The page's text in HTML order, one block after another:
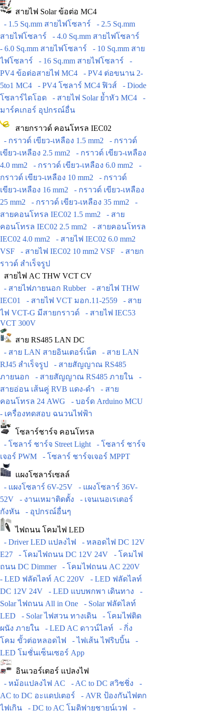
สายไฟ Solar ข้อต่อ MC4
- 1.5 Sq.mm สายไฟโซลาร์
- 2.5 Sq.mm
สายไฟโซลาร์
- 4.0 Sq.mm สายไฟโซลาร์
- 6.0 Sq.mm สายไฟโซลาร์
- 10 Sq.mm สาย
ไฟโซลาร์
- 16 Sq.mm สายไฟโซลาร์
-
PV4 ข้อต่อสายไฟ MC4
- PV4 ต่อขนาน 2-
5to1 MC4
- PV4 โซลาร์ MC4 ฟิวส์
- Diode
โซลาร์ไดโอด
- สายไฟ Solar ย้ำหัว MC4
-
มาร์คเกอร์ อุปกรณ์อื่น
สายกราวด์ คอนโทรล IEC02
- กราวด์ เขียว-เหลือง 1.5 mm2
- กราวด์
เขียว-เหลือง 2.5 mm2
- กราวด์ เขียว-เหลือง
4.0 mm2
- กราวด์ เขียว-เหลือง 6.0 mm2
-
กราวด์ เขียว-เหลือง 10 mm2
- กราวด์
เขียว-เหลือง 16 mm2
- กราวด์ เขียว-เหลือง
25 mm2
- กราวด์ เขียว-เหลือง 35 mm2
-
สายคอนโทรล IEC02 1.5 mm2
- สาย
คอนโทรล IEC02 2.5 mm2
- สายคอนโทรล
IEC02 4.0 mm2
- สายไฟ IEC02 6.0 mm2
VSF
- สายไฟ IEC02 10 mm2 VSF
- สายก
ราวด์ สำเร็จรูป
สายไฟ AC THW VCT CV
- สายไฟภายนอก Rubber
- สายไฟ THW
IEC01
- สายไฟ VCT มอก.11-2559
- สาย
ไฟ VCT-G มีสายกราวด์
- สายไฟ IEC53
VCT 300V
สาย RS485 LAN DC
- สาย LAN สายอินเตอร์เน็ต
- สาย LAN
RJ45 สำเร็จรูป
- สายสัญญาณ RS485
ภายนอก
- สายสัญญาณ RS485 ภายใน
-
สายอ่อน เส้นคู่ RVB แดง-ดำ
- สาย
คอนโทรล 24 AWG
- บอร์ด Arduino MCU
- เครื่องทดสอบ ฉนวนไฟฟ้า
โซลาร์ชาร์จ คอนโทรล
- โซลาร์ ชาร์จ Street Light
- โซลาร์ ชาร์จ
เจอร์ PWM
- โซลาร์ ชาร์จเจอร์ MPPT
แผงโซลาร์เซลล์
- แผงโซลาร์ 6V-25V
- แผงโซลาร์ 36V-
52V
- งานเหมาติดตั้ง
- เจนเนอเรเตอร์
กังหัน
- อุปกรณ์อื่นๆ
ไฟถนน โคมไฟ LED
- Driver LED แปลงไฟ
- หลอดไฟ DC 12V
E27
- โคมไฟถนน DC 12V 24V
- โคมไฟ
ถนน DC Dimmer
- โคมไฟถนน AC 220V
- LED ฟลัดไลท์ AC 220V
- LED ฟลัดไลท์
DC 12V 24V
- LED แบบพกพา เดินทาง
-
Solar ไฟถนน All in One
- Solar ฟลัดไลท์
LED
- Solar ไฟสวน ทางเดิน
- โคมไฟติด
ผนัง ภายใน
- LED AC ดาวน์ไลท์
- กิ่ง
โคม ขั้วต่อหลอดไฟ
- ไฟเส้น ไฟริบบิ้น
-
LED โมชั่นเซ็นเซอร์ App
อินเวอร์เตอร์ แปลงไฟ
- หม้อแปลงไฟ AC
- AC to DC สวิชชิ่ง
-
AC to DC อะแดปเตอร์
- AVR ป้องกันไฟตก
ไฟเกิน
- DC to AC โมดิฟายชายน์เวฟ -